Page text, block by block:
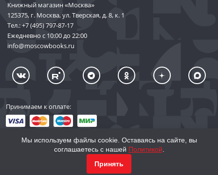
Книжный магазин «Москва»
125375, г. Москва, ул. Тверская, д. 8, к. 1
Тел.:+7 (495) 797-87-17
Ежедневно с 10:00 до 22:00
info@moscowbooks.ru
Принимаем к оплате:
© 2002–2026 «Торговый Дом Книги «МОСКВА»
Мы используем файлы cookie. Оставаясь на сайте, вы
соглашаетесь с нашей Политикой
Принять